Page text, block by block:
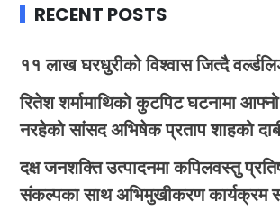
RECENT POSTS
११ लाख घरधुरीको विश्वास जित्दै
रितेश शर्मामाथिको कुटपिट घटनामा
नरहेको सांसद अभिषेक प्रताप शाहको
दक्ष जनशक्ति उत्पादनमा कपिलवस्तु
संकल्पका साथ अभिमुखीकरण कार्यक्रम